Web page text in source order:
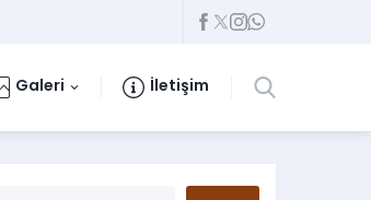
Galeri İletişim